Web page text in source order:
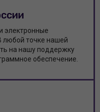
электронные
любой точке нашей
на нашу поддержку
обеспечение.